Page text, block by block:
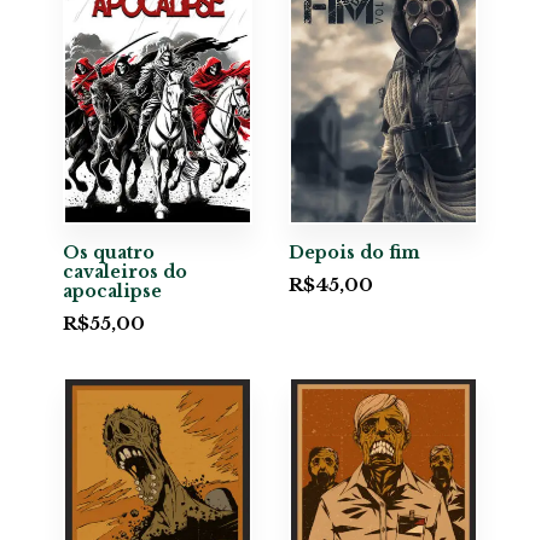
Os quatro
cavaleiros do
apocalipse
R$55,00
Depois do fim
R$45,00